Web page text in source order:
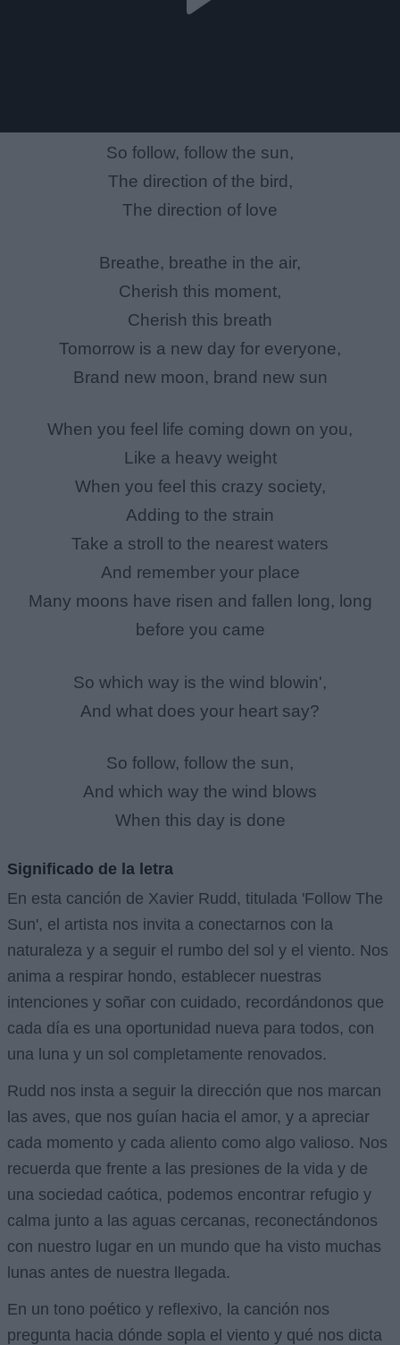
So follow, follow the sun,
The direction of the bird,
The direction of love
Breathe, breathe in the air,
Cherish this moment,
Cherish this breath
Tomorrow is a new day for everyone,
Brand new moon, brand new sun
When you feel life coming down on you,
Like a heavy weight
When you feel this crazy society,
Adding to the strain
Take a stroll to the nearest waters
And remember your place
Many moons have risen and fallen long, long
before you came
So which way is the wind blowin',
And what does your heart say?
So follow, follow the sun,
And which way the wind blows
When this day is done
Significado de la letra
En esta canción de Xavier Rudd, titulada 'Follow The
Sun', el artista nos invita a conectarnos con la
naturaleza y a seguir el rumbo del sol y el viento. Nos
anima a respirar hondo, establecer nuestras
intenciones y soñar con cuidado, recordándonos que
cada día es una oportunidad nueva para todos, con
una luna y un sol completamente renovados.
Rudd nos insta a seguir la dirección que nos marcan
las aves, que nos guían hacia el amor, y a apreciar
cada momento y cada aliento como algo valioso. Nos
recuerda que frente a las presiones de la vida y de
una sociedad caótica, podemos encontrar refugio y
calma junto a las aguas cercanas, reconectándonos
con nuestro lugar en un mundo que ha visto muchas
lunas antes de nuestra llegada.
En un tono poético y reflexivo, la canción nos
pregunta hacia dónde sopla el viento y qué nos dicta